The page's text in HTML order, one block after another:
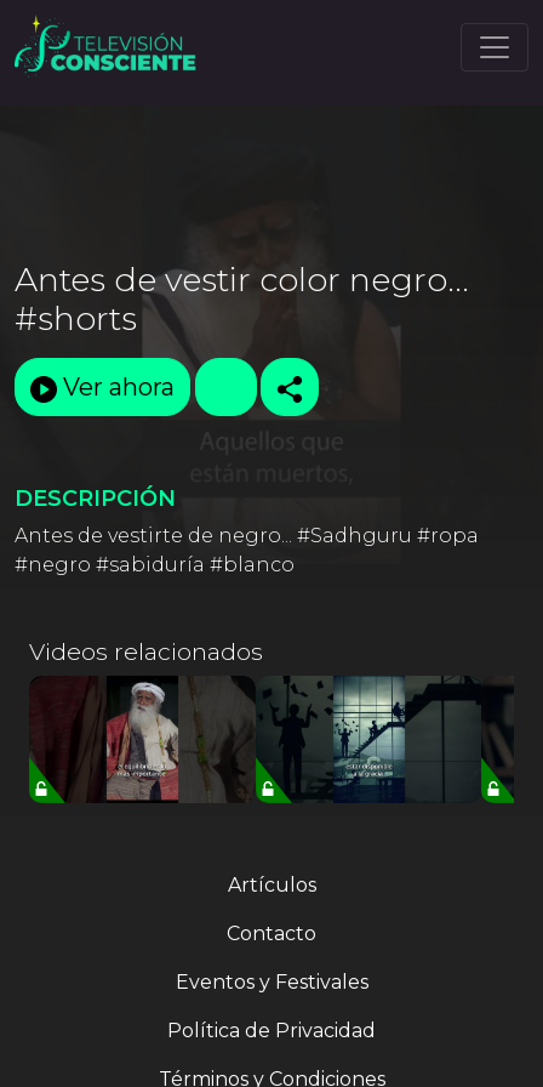
Antes de vestir color negro...
#shorts
Ver ahora
DESCRIPCIÓN
Antes de vestirte de negro... #Sadhguru #ropa
#negro #sabiduría #blanco
Videos relacionados
Artículos
Contacto
Eventos y Festivales
Política de Privacidad
Términos y Condiciones